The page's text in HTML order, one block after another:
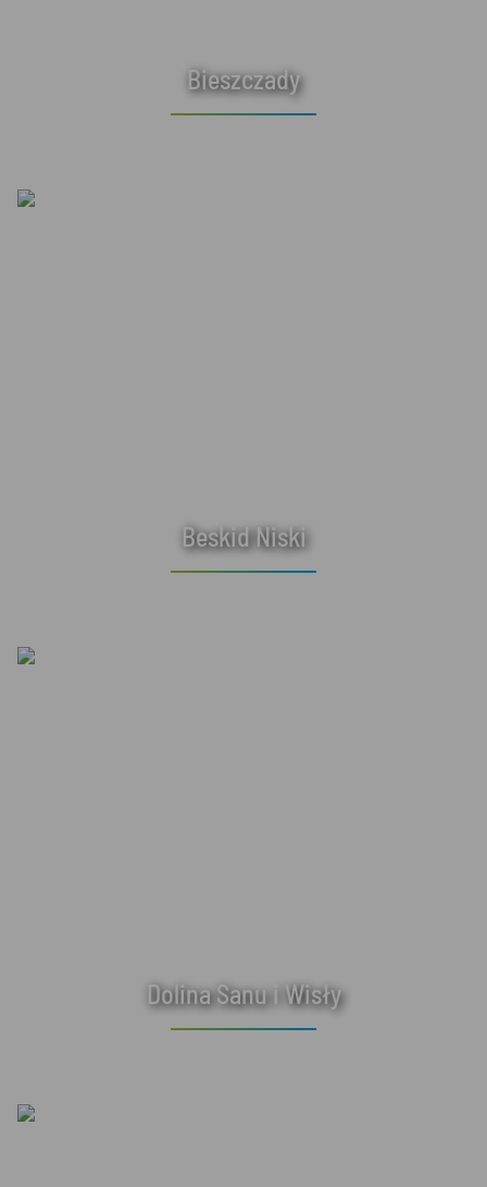
Bieszczady
Beskid Niski
Dolina Sanu i Wisły